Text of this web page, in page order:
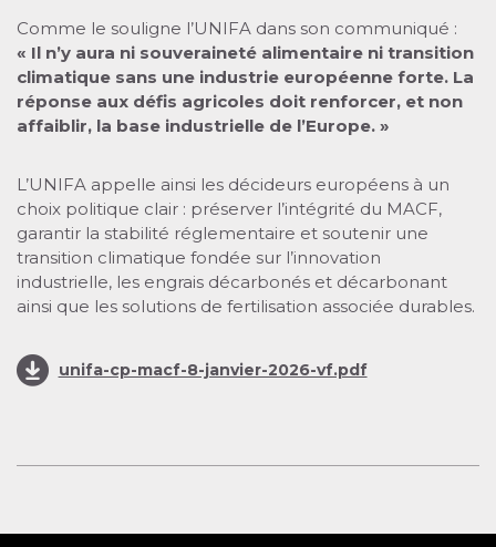
Comme le souligne l’UNIFA dans son communiqué :
« Il n’y aura ni souveraineté alimentaire ni transition
climatique sans une industrie européenne forte. La
réponse aux défis agricoles doit renforcer, et non
affaiblir, la base industrielle de l’Europe. »
L’UNIFA appelle ainsi les décideurs européens à un
choix politique clair : préserver l’intégrité du MACF,
garantir la stabilité réglementaire et soutenir une
transition climatique fondée sur l’innovation
industrielle, les engrais décarbonés et décarbonant
ainsi que les solutions de fertilisation associée durables.
unifa-cp-macf-8-janvier-2026-vf.pdf